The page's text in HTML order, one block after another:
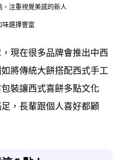
、注重視覺美感的新人
味選擇豐富
現在很多品牌會推出中西
將傳統大餅搭配西式手工
裝讓西式喜餅多點文化
，長輩跟個人喜好都顧